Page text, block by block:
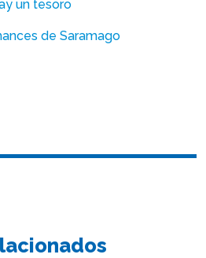
un tesoro
de Saramago